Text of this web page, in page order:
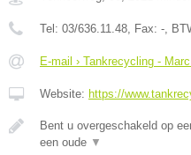
Tel: 03/636.11.48 , Fax: - ,
E-mail › Tankrecycling -
Website: https://
Bent u overgeschakeld op
een oude ▼